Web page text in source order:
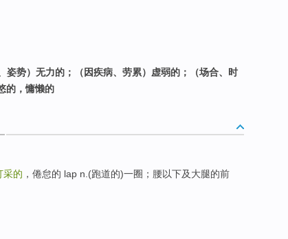
势）无力的；（因疾病、劳累）虚弱的；（场合、时
的，慵懒的
采的 ，倦怠的 lap n.(跑道的)一圈；腰以下及大腿的前